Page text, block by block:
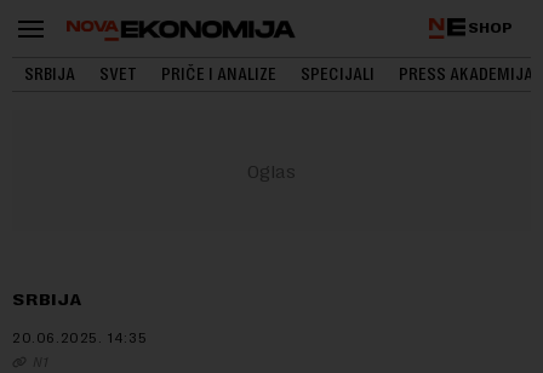
SHOP
SRBIJA SVET PRIČE I ANALIZE SPECIJALI PRESS AKADEMIJA
SRBIJA
20.06.2025. 14:35
N1